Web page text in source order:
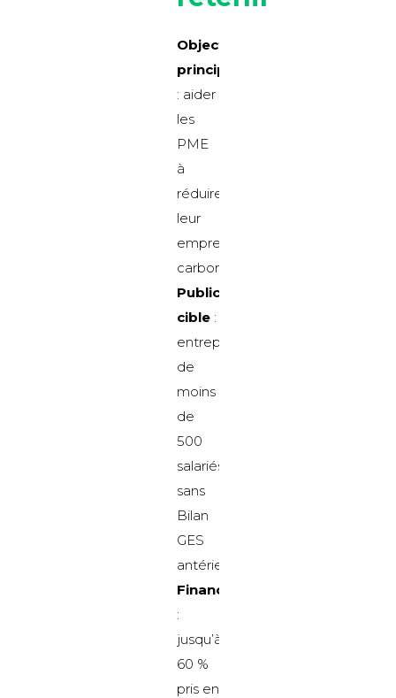
Objectif
principal
: aider
les
PME
à
réduire
leur
empreinte
carbone
Public
cible :
entreprises
de
moins
de
500
salariés,
sans
Bilan
GES
antérieur
Financement
:
jusqu’à
60 %
pris en